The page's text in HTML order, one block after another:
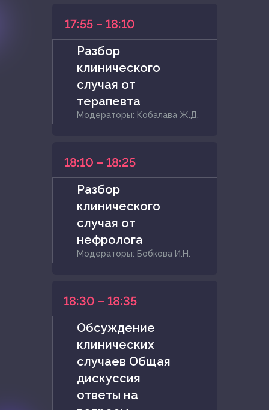
17:55 – 18:10
Разбор
клинического
случая от
терапевта
Модераторы: Кобалава Ж.Д.
18:10 – 18:25
Разбор
клинического
случая от
нефролога
Модераторы: Бобкова И.Н.
18:30 – 18:35
Обсуждение
клинических
случаев Общая
дискуссия
ответы на